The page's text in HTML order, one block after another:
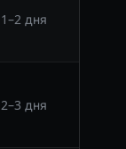
1–2 дня
2–3 дня